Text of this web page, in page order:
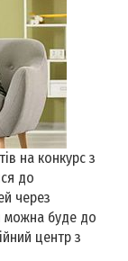
на конкурс з
до
через
можна буде до
центр з